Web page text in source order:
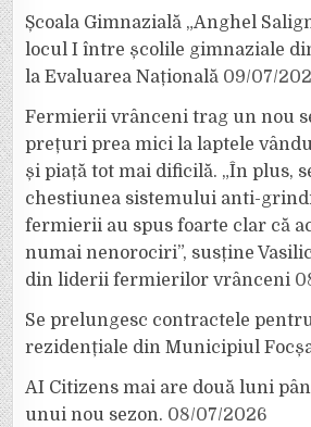
Școala Gimnazială „Anghel
locul I între școlile gimnaziale
la Evaluarea Națională 09/07/
Fermierii vrânceni trag un nou
prețuri prea mici la laptele
și piață tot mai dificilă. „În plus,
chestiunea sistemului anti-
fermierii au spus foarte clar că
numai nenorociri”, susține
din liderii fermierilor vrânceni
Se prelungesc contractele
rezidențiale din Municipiul
AI Citizens mai are două luni
unui nou sezon. 08/07/2026